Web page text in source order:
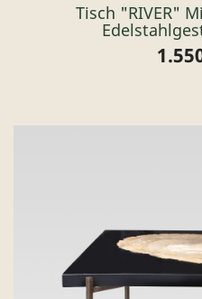
Tisch "RIVER"
Preis